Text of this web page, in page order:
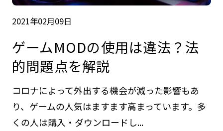
2021年02月09日
ゲームMODの使用は違法？法
的問題点を解説
コロナによって外出する機会が減った影響もあ
り、ゲームの人気はますます高まっています。多
くの人は購入・ダウンロードし...